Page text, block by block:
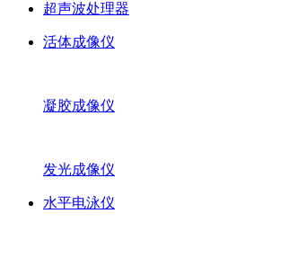
超声波处理器
活体成像仪
凝胶成像仪
发光成像仪
水平电泳仪